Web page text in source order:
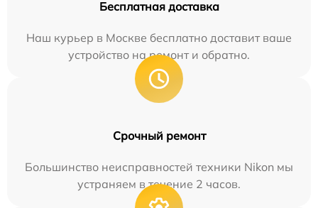
Бесплатная доставка
Наш курьер в Москве бесплатно доставит ваше
устройство на ремонт и обратно.
Срочный ремонт
Большинство неисправностей техники Nikon мы
устраняем в течение 2 часов.